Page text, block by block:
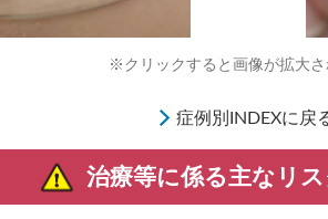
※クリックすると画像が拡大さ
症例別INDEXに戻
治療等に係る主なリ